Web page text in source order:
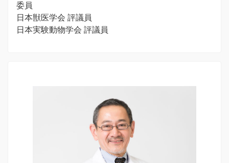
委員
日本獣医学会 評議員
日本実験動物学会 評議員